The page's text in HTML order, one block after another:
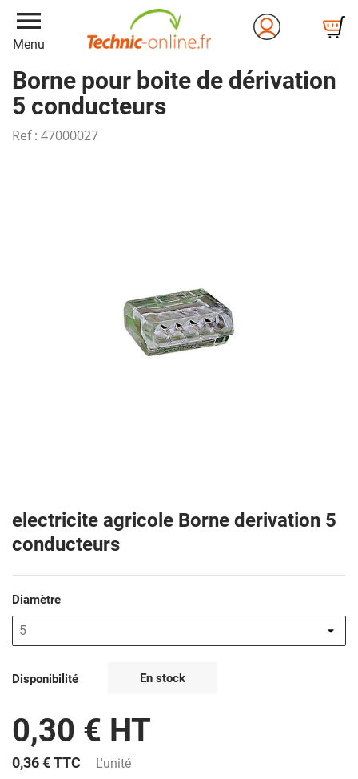
menu
Menu
Borne pour boite de dérivation
5 conducteurs
Ref : 47000027
electricite agricole Borne derivation 5
conducteurs
Diamètre
Disponibilité En stock
0,30 € HT
0,36 €TTC L'unité